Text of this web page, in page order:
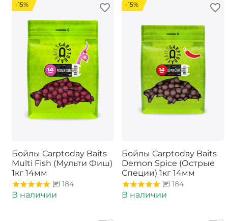
-15%
Бойлы Carptoday Baits
Multi Fish (Мульти Фиш)
1кг 14мм
184
В наличии
-15%
Бойлы Carptoday Baits
Demon Spice (Острые
Специи) 1кг 14мм
184
В наличии